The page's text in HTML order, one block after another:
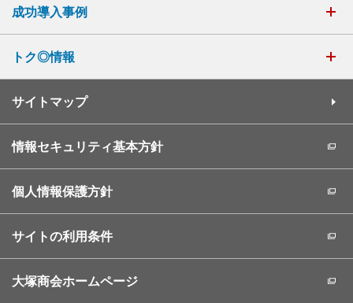
成功導入事例
トク◎情報
サイトマップ
情報セキュリティ基本方針
個人情報保護方針
サイトの利用条件
大塚商会ホームページ